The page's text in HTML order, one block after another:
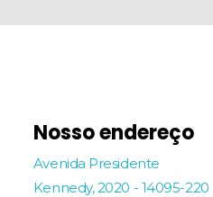
Nosso endereço
Avenida Presidente
Kennedy, 2020 - 14095-220